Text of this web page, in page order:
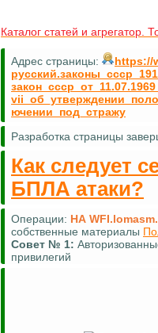
Каталог статей и агрегатор.
Адрес страницы:
https://
ючении_под_стражу
Разработка страницы
Как следует
БПЛА атаки?
Операции: НА
собственные материалы
Совет № 1:
привилегий